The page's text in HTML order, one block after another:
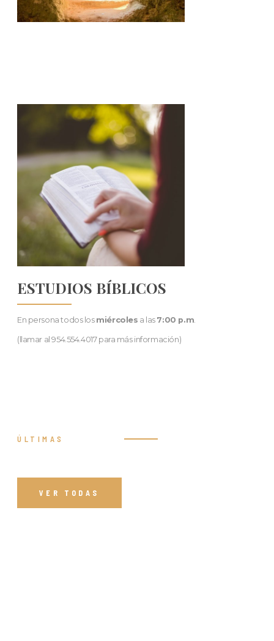
ESTUDIOS BÍBLICOS
En persona todos los miércoles a las 7:00 p.m.
(llamar al 954.554.4017 para más información)
ÚLTIMAS
VER TODAS